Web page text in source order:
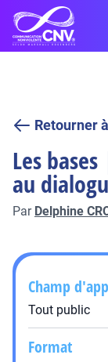
Retourner
Les
au
Par Delphine
Champ
Tout public
Format